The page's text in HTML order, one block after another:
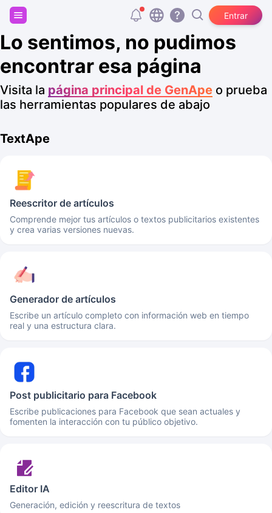
Entrar
Regístrate y consigue 20.000 tokens gratis
Lo sentimos, no pudimos
encontrar esa página
Visita la página principal de GenApe o prueba
las herramientas populares de abajo
TextApe
Reescritor de artículos
Comprende mejor tus artículos o textos publicitarios existentes
y crea varias versiones nuevas.
Generador de artículos
Escribe un artículo completo con información web en tiempo
real y una estructura clara.
Post publicitario para Facebook
Escribe publicaciones para Facebook que sean actuales y
fomenten la interacción con tu público objetivo.
Editor IA
Generación, edición y reescritura de textos